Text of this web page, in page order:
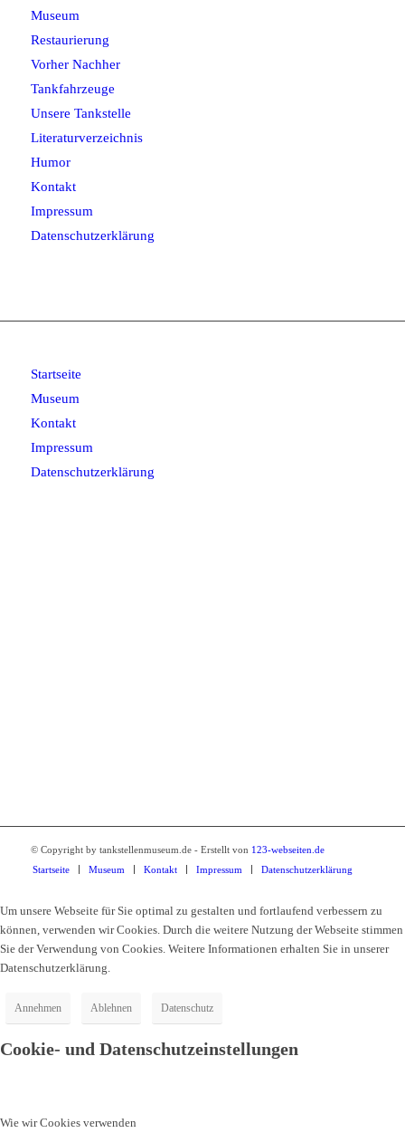
Museum
Restaurierung
Vorher Nachher
Tankfahrzeuge
Unsere Tankstelle
Literaturverzeichnis
Humor
Kontakt
Impressum
Datenschutzerklärung
Startseite
Museum
Kontakt
Impressum
Datenschutzerklärung
© Copyright by tankstellenmuseum.de - Erstellt von 123-webseiten.de
Startseite
Museum Kontakt Impressum Datenschutzerklärung
Um unsere Webseite für Sie optimal zu gestalten und fortlaufend verbessern zu
können, verwenden wir Cookies. Durch die weitere Nutzung der Webseite stimmen
Sie der Verwendung von Cookies. Weitere Informationen erhalten Sie in unserer
Datenschutzerklärung.
Annehmen Ablehnen Datenschutz
Cookie- und Datenschutzeinstellungen
Wie wir Cookies verwenden